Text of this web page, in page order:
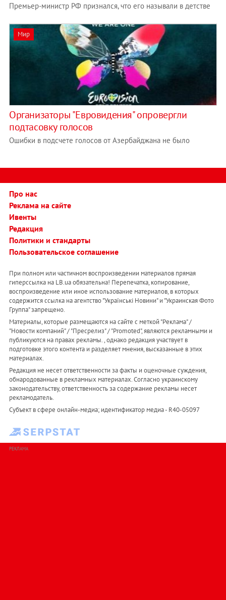
Премьер-министр РФ признался, что его называли в детстве
Мир
Организаторы "Евровидения" опровергли
подтасовку голосов
Ошибки в подсчете голосов от Азербайджана не было
Про нас
Реклама на сайте
Ивенты
Редакция
Политики и стандарты
Пользовательское соглашение
При полном или частичном воспроизведении материалов прямая
гиперссылка на LB.ua обязательна! Перепечатка, копирование,
воспроизведение или иное использование материалов, в которых
содержится ссылка на агентство "Українськi Новини" и "Украинская Фото
Группа" запрещено.
Материалы, которые размещаются на сайте с меткой "Реклама" /
"Новости компаний" / "Пресрелиз" / "Promoted", являются рекламными и
публикуются на правах рекламы. , однако редакция участвует в
подготовке этого контента и разделяет мнения, высказанные в этих
материалах.
Редакция не несет ответственности за факты и оценочные суждения,
обнародованные в рекламных материалах. Согласно украинскому
законодательству, ответственность за содержание рекламы несет
рекламодатель.
Субъект в сфере онлайн-медиа; идентификатор медиа - R40-05097
РЕКЛАМА